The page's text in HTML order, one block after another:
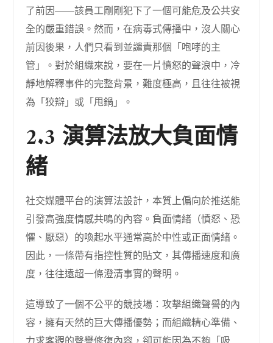
了前因——該員工剛剛犯下了一個可能危及公共安
全的嚴重錯誤。然而，在病毒式傳播中，沒人關心
前因後果，人們只看到並譴責那個「咆哮的主
管」。對於組織來說，要在一片憤怒的聲浪中，冷
靜地解釋事件的完整背景，難度極高，且往往被視
為「狡辯」或「甩鍋」。
2.3 演算法放大負面情
緒
社交媒體平台的演算法設計，本質上偏向於推送能
引發高強度情感共鳴的內容。負面情緒（憤怒、恐
懼、厭惡）的喚起水平通常高於中性或正面情緒。
因此，一條帶有指控性質的貼文，其傳播速度和廣
度，往往遠超一條澄清事實的聲明。
這導致了一個不公平的競技場：攻擊組織聲譽的內
容，擁有天然的巨大傳播優勢；而組織精心準備、